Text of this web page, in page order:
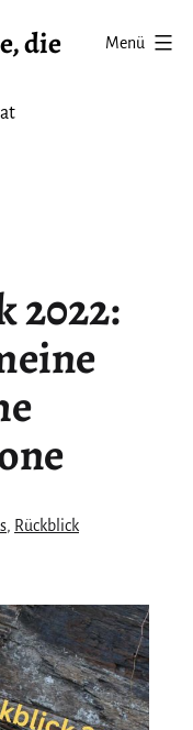
die
Menü
2022:
, Rückblick